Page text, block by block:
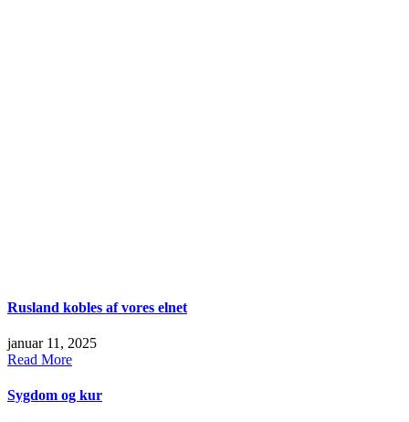
Rusland kobles af vores elnet
januar 11, 2025
Read More
Sygdom og kur